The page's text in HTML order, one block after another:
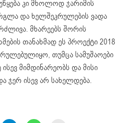
კი მხოლოდ ჯარიმის
და ხელშეკრულების ვადა
მხარეებს შორის
თანახმად ეს პროექტი 2018
თუმცა სამუშაოები
მიმდინარეობს და მისი
ჯერ ისევ არ სახელდება.